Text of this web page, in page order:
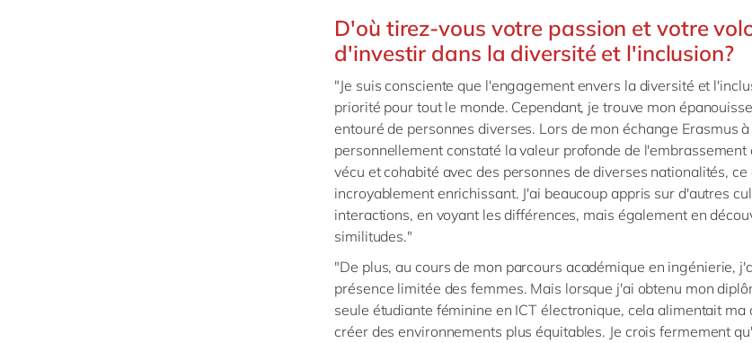
D'où tirez-vous votre passion et votre
d'investir dans la diversité et l'inclusion?
"Je suis consciente que l'engagement envers la diversité et
priorité pour tout le monde. Cependant, je trouve mon
entouré de personnes diverses. Lors de mon échange Erasmus
personnellement constaté la valeur profonde de l'embrassement
vécu et cohabité avec des personnes de diverses nationalités, ce
incroyablement enrichissant. J'ai beaucoup appris sur d'autres
interactions, en voyant les différences, mais également en
similitudes."
"De plus, au cours de mon parcours académique en ingénierie,
présence limitée des femmes. Mais lorsque j'ai obtenu mon
seule étudiante féminine en ICT électronique, cela alimentait ma
créer des environnements plus équitables. Je crois fermement